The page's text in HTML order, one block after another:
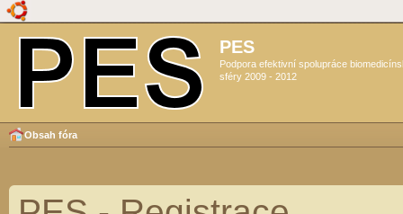
PES
Podpora efektivní spolupráce
sféry 2009 - 2012
Obsah fóra